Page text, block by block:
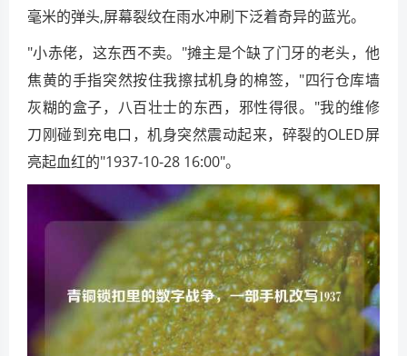
毫米的弹头,屏幕裂纹在雨水冲刷下泛着奇异的蓝光。
"小赤佬，这东西不卖。"摊主是个缺了门牙的老头，他
焦黄的手指突然按住我擦拭机身的棉签，"四行仓库墙
灰糊的盒子，八百壮士的东西，邪性得很。"我的维修
刀刚碰到充电口，机身突然震动起来，碎裂的OLED屏
亮起血红的"1937-10-28 16:00"。